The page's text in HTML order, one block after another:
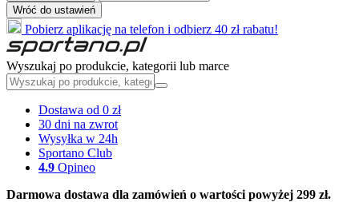
Wróć do ustawień
Pobierz aplikację na telefon i odbierz 40 zł rabatu!
Wyszukaj po produkcie, kategorii lub marce
Dostawa od 0 zł
30 dni na zwrot
Wysyłka w 24h
Sportano Club
4.9 Opineo
Darmowa dostawa dla zamówień o wartości powyżej 299 zł.